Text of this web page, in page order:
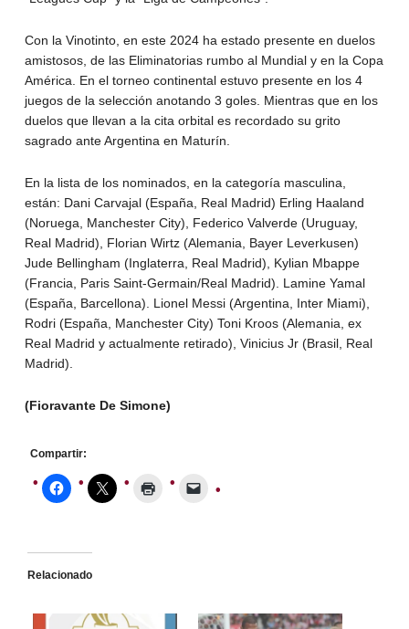
Con la Vinotinto, en este 2024 ha estado presente en duelos
amistosos, de las Eliminatorias rumbo al Mundial y en la Copa
América. En el torneo continental estuvo presente en los 4
juegos de la selección anotando 3 goles. Mientras que en los
duelos que llevan a la cita orbital es recordado su grito
sagrado ante Argentina en Maturín.
En la lista de los nominados, en la categoría masculina,
están: Dani Carvajal (España, Real Madrid) Erling Haaland
(Noruega, Manchester City), Federico Valverde (Uruguay,
Real Madrid), Florian Wirtz (Alemania, Bayer Leverkusen)
Jude Bellingham (Inglaterra, Real Madrid), Kylian Mbappe
(Francia, Paris Saint-Germain/Real Madrid). Lamine Yamal
(España, Barcellona). Lionel Messi (Argentina, Inter Miami),
Rodri (España, Manchester City) Toni Kroos (Alemania, ex
Real Madrid y actualmente retirado), Vinicius Jr (Brasil, Real
Madrid).
(Fioravante De Simone)
Compartir:
Relacionado